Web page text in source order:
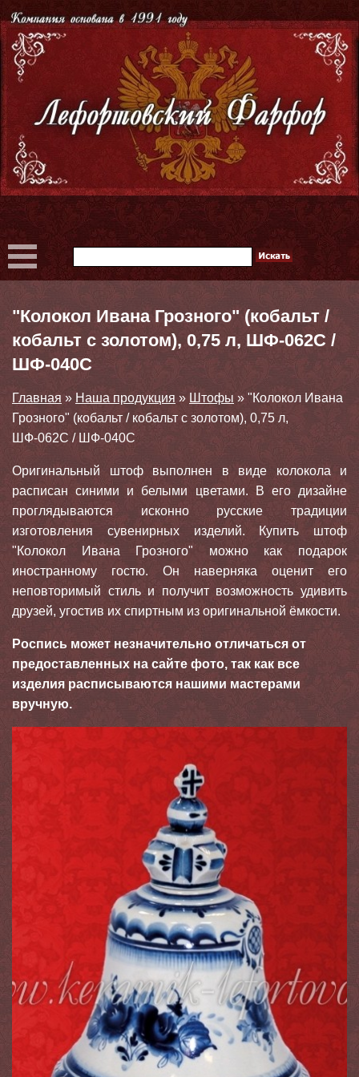
"Колокол Ивана Грозного" (кобальт /
кобальт с золотом), 0,75 л, ШФ-062С /
ШФ-040С
Главная » Наша продукция » Штофы » "Колокол Ивана
Грозного" (кобальт / кобальт с золотом), 0,75 л,
ШФ-062С / ШФ-040С
Оригинальный штоф выполнен в виде колокола и
расписан синими и белыми цветами. В его дизайне
проглядываются исконно русские традиции
изготовления сувенирных изделий. Купить штоф
"Колокол Ивана Грозного" можно как подарок
иностранному гостю. Он наверняка оценит его
неповторимый стиль и получит возможность удивить
друзей, угостив их спиртным из оригинальной ёмкости.
Роспись может незначительно отличаться от
предоставленных на сайте фото, так как все
изделия расписываются нашими мастерами
вручную.